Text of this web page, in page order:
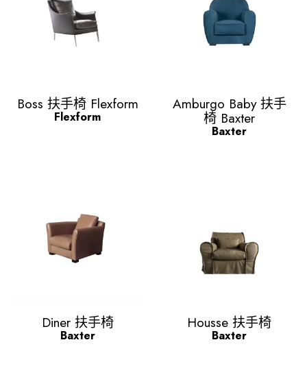
Quick view
Boss 扶手椅 Flexform
Flexform
Quick view
Amburgo Baby 扶手
椅 Baxter
Baxter
Quick view
Diner 扶手椅
Baxter
Quick view
Housse 扶手椅
Baxter